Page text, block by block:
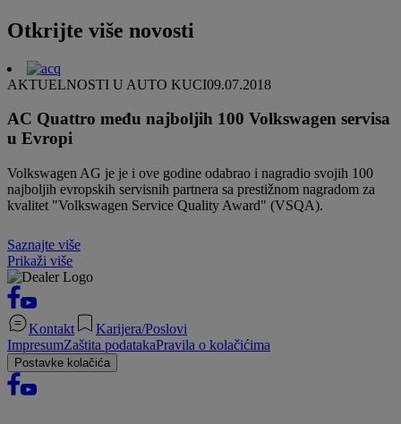
Otkrijte više novosti
AKTUELNOSTI U AUTO KUCI09.07.2018
AC Quattro među najboljih 100 Volkswagen servisa
u Evropi
Volkswagen AG je je i ove godine odabrao i nagradio svojih 100
najboljih evropskih servisnih partnera sa prestižnom nagradom za
kvalitet "Volkswagen Service Quality Award" (VSQA).
Saznajte više
Prikaži više
Kontakt
Karijera/Poslovi
ImpresumZaštita podatakaPravila o kolačićima
Postavke kolačića